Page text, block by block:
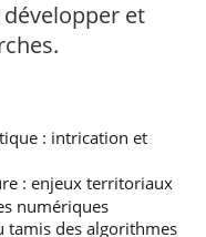
des Mines
Parcours Talents : un
Je suis élève en
situation de
handicap, comment
&
développer et
: intrication et
: enjeux territoriaux
numériques
tamis des algorithmes